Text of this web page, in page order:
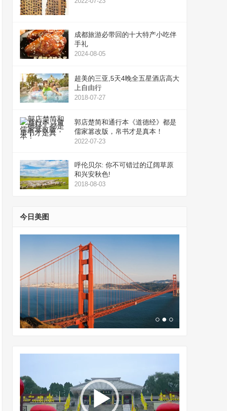
成都旅游必带回的十大特产小吃伴
手礼
2024-08-05
超美的三亚,5天4晚全五星酒店高大
上自由行
2018-07-27
郭店楚简和通行本《道德经》都是
儒家篡改版，帛书才是真本！
2022-07-23
呼伦贝尔: 你不可错过的辽阔草原
和兴安秋色!
2018-08-03
今日美图
播
放
器